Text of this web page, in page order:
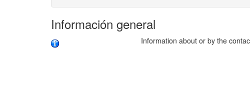
Información general
Information about or by the